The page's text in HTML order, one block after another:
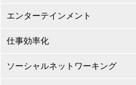
エンターテインメント
仕事効率化
ソーシャルネットワーキング